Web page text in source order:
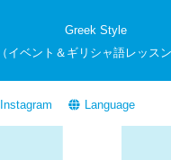
Greek Style
（イベント＆ギリシャ語レッス
Instagram Language